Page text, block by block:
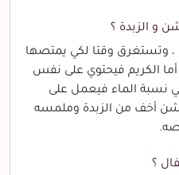
و الزبدة ؟
، وتستغرق وقتا لكي يمتصها
أما الكريم فيحتوي على نفس
نسبة الماء فيعمل على
أخف من الزبدة وملمسه
؟